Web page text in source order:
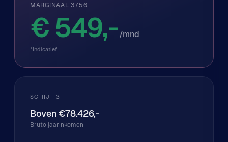
MARGINAAL 37.56
€ 549,-/mnd
*Indicatief
SCHIJF 3
Boven €78.426,-
Bruto jaarinkomen